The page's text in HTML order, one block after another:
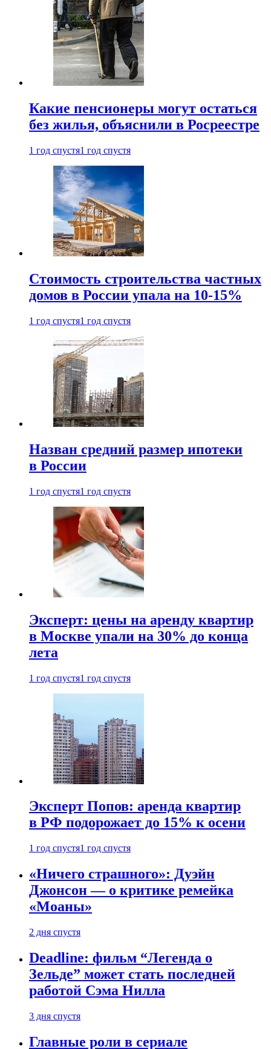
Какие пенсионеры могут остаться
без жилья, объяснили в Росреестре
1 год спустя1 год спустя
Стоимость строительства частных
домов в России упала на 10-15%
1 год спустя1 год спустя
Назван средний размер ипотеки
в России
1 год спустя1 год спустя
Эксперт: цены на аренду квартир
в Москве упали на 30% до конца
лета
1 год спустя1 год спустя
Эксперт Попов: аренда квартир
в РФ подорожает до 15% к осени
1 год спустя1 год спустя
«Ничего страшного»: Дуэйн
Джонсон — о критике ремейка
«Моаны»
2 дня спустя
Deadline: фильм “Легенда о
Зельде” может стать последней
работой Сэма Нилла
3 дня спустя
Главные роли в сериале